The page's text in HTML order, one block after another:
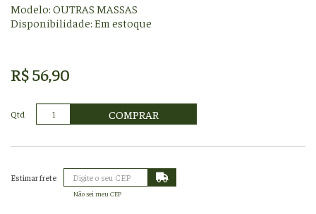
Modelo: OUTRAS MASSAS
Disponibilidade: Em estoque
R$ 56,90
Qtd COMPRAR
Não sei meu CEP